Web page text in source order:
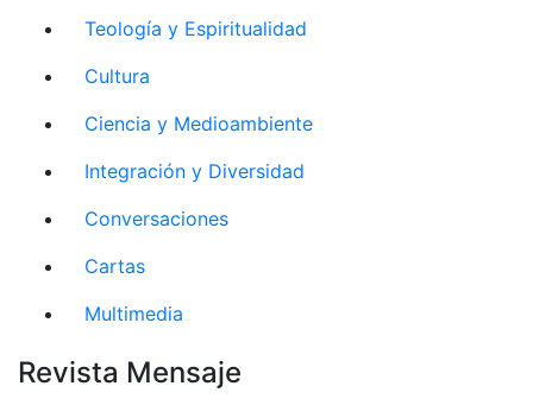
Teología y Espiritualidad
Cultura
Ciencia y Medioambiente
Integración y Diversidad
Conversaciones
Cartas
Multimedia
Revista Mensaje